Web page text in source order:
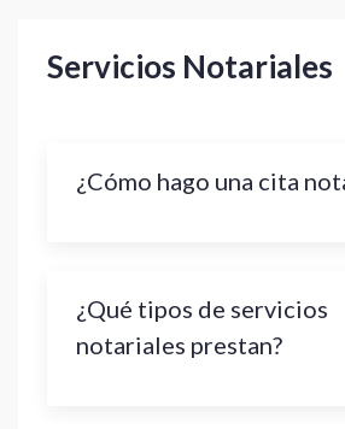
Servicios Notariales
¿Cómo hago una cita
¿Qué tipos de servicios
notariales prestan?